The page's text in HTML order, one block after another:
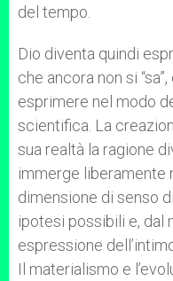
del tempo.
Dio diventa quindi
che ancora non si
esprimere nel modo
scientifica. La
sua realtà la ragione
immerge liberamente
dimensione di senso
ipotesi possibili e, dal
espressione
Il materialismo e